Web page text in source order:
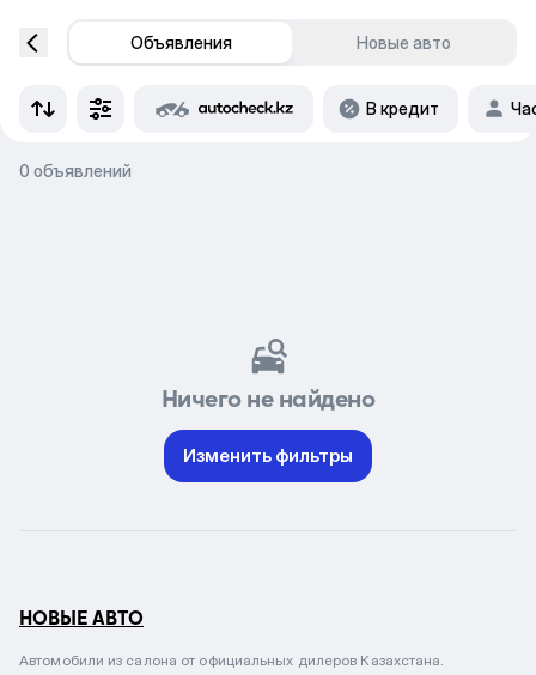
Объявления Новые авто
В кредит
0 объявлений
Ничего не найдено
Изменить фильтры
НОВЫЕ АВТО
Автомобили из салона от официальных дилеров Казахстана.